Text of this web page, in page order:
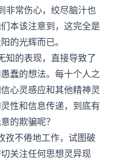
非常伤心，绞尽脑汁也
本该注意到，这完全是
的光辉而已。
知的表现，直接导致了
蠢的想法。每十个人之
心灵感应和其他精神灵
性和信息传递，到底有
的欺骗呢？
孜不倦地工作，试图破
关注任何思想灵异现